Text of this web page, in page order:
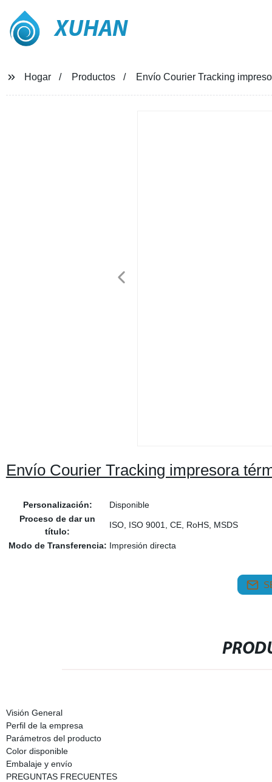
XUHAN
Hogar Productos Envío Courier Tracking
Envío Courier Tracking impresora
Personalización:
Disponible
Proceso de dar un
título:
ISO, ISO 9001, CE, RoHS, MSDS
Modo de Transferencia: Impresión directa
Visión General
Perfil de la empresa
Parámetros del producto
Color disponible
Embalaje y envío
PREGUNTAS FRECUENTES